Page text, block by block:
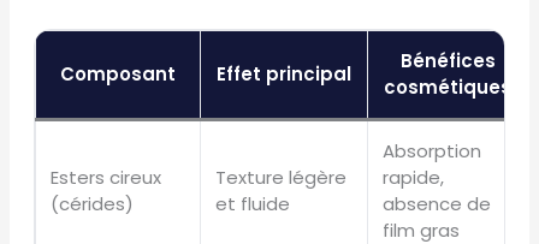
Composant Effet principal
Bénéfices
cosmétiques
Esters cireux
(cérides)
Texture légère
et fluide
Absorption
rapide,
absence de
film gras